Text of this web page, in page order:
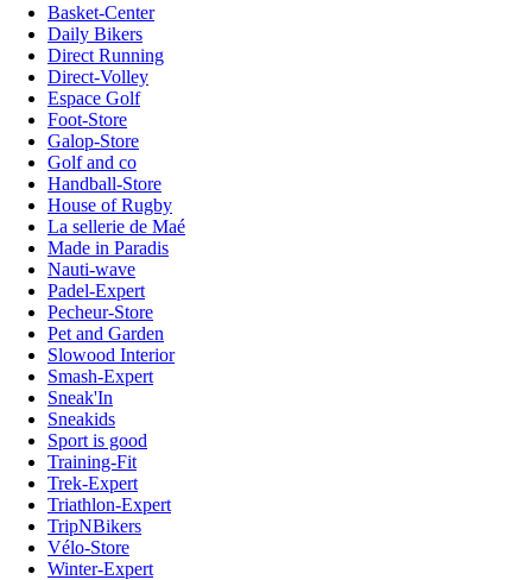
Basket-Center
Daily Bikers
Direct Running
Direct-Volley
Espace Golf
Foot-Store
Galop-Store
Golf and co
Handball-Store
House of Rugby
La sellerie de Maé
Made in Paradis
Nauti-wave
Padel-Expert
Pecheur-Store
Pet and Garden
Slowood Interior
Smash-Expert
Sneak'In
Sneakids
Sport is good
Training-Fit
Trek-Expert
Triathlon-Expert
TripNBikers
Vélo-Store
Winter-Expert